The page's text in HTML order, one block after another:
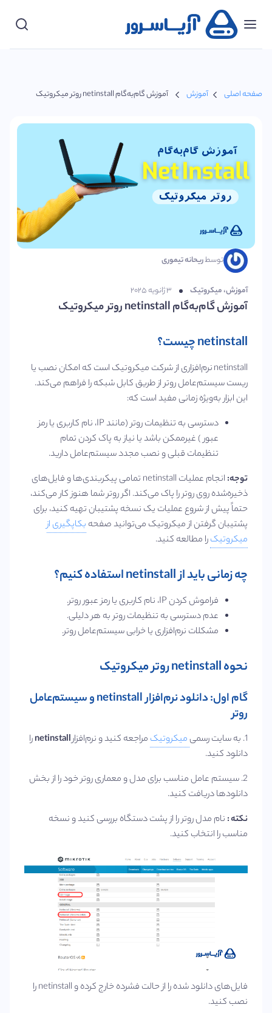
شروع
کنید
صفحه اصلی آموزش آموزش گام‌به‌گام netinstall روتر میکروتیک
توسطریحانه تیموری
آموزش،میکروتیک ۳ ژانویه ۲۰۲۵
آموزش گام‌به‌گام netinstall روتر میکروتیک
netinstall چیست؟
netinstall نرم‌افزاری از شرکت میکروتیک است که امکان نصب یا
ریست سیستم‌عامل روتر از طریق کابل شبکه را فراهم می‌کند.
این ابزار به‌ویژه زمانی مفید است که:
دسترسی به تنظیمات روتر (مانند IP، نام کاربری یا رمز
عبور ) غیرممکن باشد یا نیاز به پاک کردن تمام
تنظیمات قبلی و نصب مجدد سیستم‌عامل دارید.
توجه:
انجام عملیات netinstall تمامی پیکربندی‌ها و فایل‌های
ذخیره‌شده روی روتر را پاک می‌کند. اگر روتر شما هنوز کار می‌کند،
حتماً پیش از شروع عملیات یک نسخه پشتیبان تهیه کنید، برای
پشتیبان گرفتن از میکروتیک می‌توانید صفحه بکاپگیری از
میکروتیکرا مطالعه کنید.
چه زمانی باید از netinstall استفاده کنیم؟
فراموش کردن IP، نام کاربری یا رمز عبور روتر.
عدم دسترسی به تنظیمات روتر به هر دلیلی.
مشکلات نرم‌افزاری یا خرابی سیستم‌عامل روتر.
نحوه netinstall روتر میکروتیک
گام اول: دانلود نرم‌افزار netinstall و سیستم‌عامل
روتر
1. به ‌سایت رسمی میکروتیک مراجعه کنید و نرم‌افزارnetinstallرا
دانلود کنید.
2. سیستم‌ عامل مناسب برای مدل و معماری روتر خود را از بخش
دانلود‌ها دریافت کنید.
نکته : نام مدل روتر را از پشت دستگاه بررسی کنید و نسخه
مناسب را انتخاب کنید.
فایل‌های دانلود شده را از حالت فشرده خارج کرده و netinstall را
نصب کنید.